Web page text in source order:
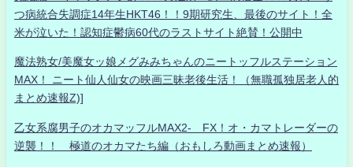
つ病統合失調症14年生HKT46！！9期研究生、最後のサイト！全
米が泣いた！認知症鬱病60代のラストサイト絶賛！公開中
魔法熟女/美魔女ッ娘メグみみちゃんのニートッフルステーション
MAX！ ニート仙人仙女の映画三昧老後生活！（無職孤独居老人的
まとめ速報Z)]
乙女系腐男子のオカマッフルMAX2- FX！オ・カマトレーダーの
逆襲！！ 極道のオカマたち編（おもしろ動画まとめ速報）